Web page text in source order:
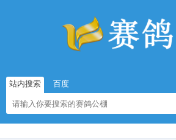
站内搜索 百度